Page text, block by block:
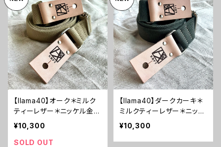
【llama40】オーク＊ミルク
ティーレザー＊ニッケル金具
【ピン径8mm/柔らかくて厚
い綿のギターストラップ/ok
mktn1LM】
¥10,300
SOLD OUT
【llama40】ダークカーキ＊
ミルクティーレザー＊ニッケ
ル金具【ピン径8mm/柔らか
くて厚い綿のギターストラッ
プ/dkmktn2LM】
¥10,300